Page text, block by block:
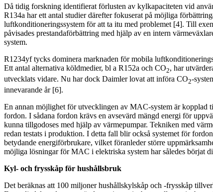
Då tidig forskning identifierat förlusten av kylkapaciteten vid
R134a har ett antal studier därefter fokuserat på möjliga
luftkonditioneringssystem för att ta itu med problemet [4]. Till
påvisades prestandaförbättring med hjälp av en intern
system.
R1234yf tycks dominera marknaden för mobila
Ett antal alternativa köldmedier, bl a R152a och CO2, har
utvecklats vidare. Nu har dock Daimler lovat att införa CO2-
innevarande år [6].
En annan möjlighet för utvecklingen av MAC-system är kopplad
fordon. I sådana fordon krävs en avsevärd mängd energi för
kunna tillgodoses med hjälp av värmepumpar. Tekniken med
redan testats i produktion. I detta fall blir också systemet för
betydande energiförbrukare, vilket föranleder större
möjliga lösningar för MAC i elektriska system har således börjat
Kyl- och frysskåp för hushållsbruk
Det beräknas att 100 miljoner hushållskylskåp och -frysskåp